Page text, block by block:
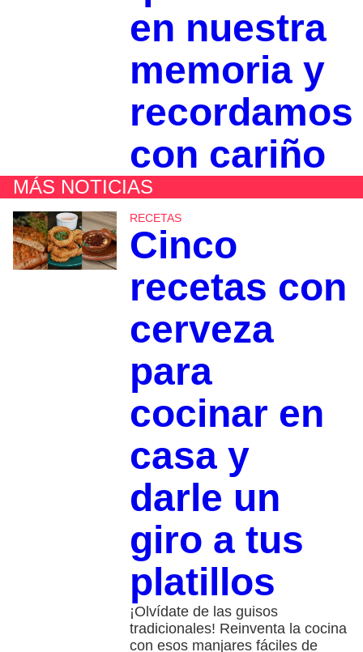
en nuestra
memoria y
recordamos
con cariño
MÁS NOTICIAS
RECETAS
Cinco
recetas con
cerveza
para
cocinar en
casa y
darle un
giro a tus
platillos
¡Olvídate de las guisos
tradicionales! Reinventa la cocina
con esos manjares fáciles de